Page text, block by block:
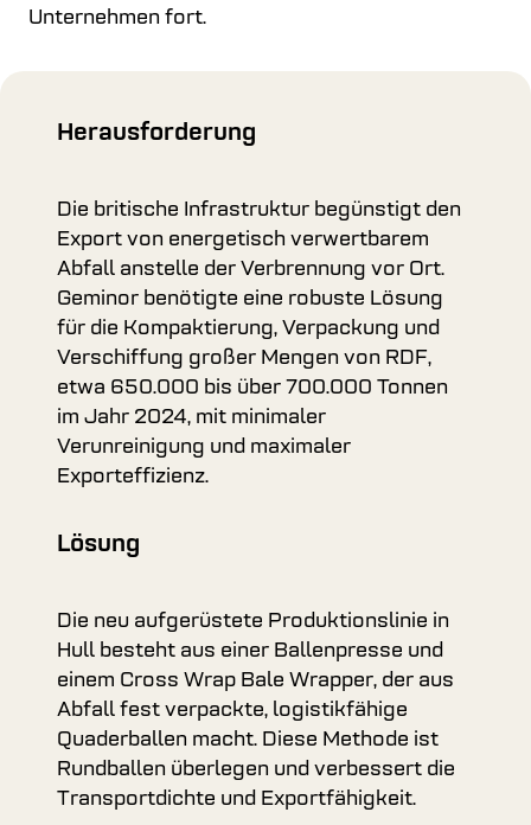
Unternehmen fort.
Herausforderung
Die britische Infrastruktur begünstigt den
Export von energetisch verwertbarem
Abfall anstelle der Verbrennung vor Ort.
Geminor benötigte eine robuste Lösung
für die Kompaktierung, Verpackung und
Verschiffung großer Mengen von RDF,
etwa 650.000 bis über 700.000 Tonnen
im Jahr 2024, mit minimaler
Verunreinigung und maximaler
Exporteffizienz.
Lösung
Die neu aufgerüstete Produktionslinie in
Hull besteht aus einer Ballenpresse und
einem Cross Wrap Bale Wrapper, der aus
Abfall fest verpackte, logistikfähige
Quaderballen macht. Diese Methode ist
Rundballen überlegen und verbessert die
Transportdichte und Exportfähigkeit.